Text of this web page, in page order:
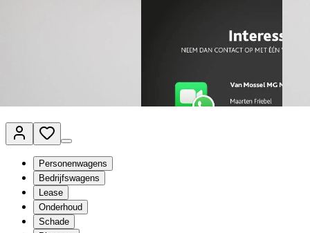
Personenwagens
Bedrijfswagens
Lease
Onderhoud
Schade